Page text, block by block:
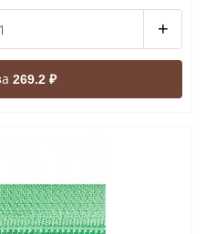
+
269.2 ₽